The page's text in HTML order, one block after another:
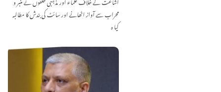
محراب سے آواز اٹھانے اور سائٹ کی بندش کا مطالبہ
کیا ہ